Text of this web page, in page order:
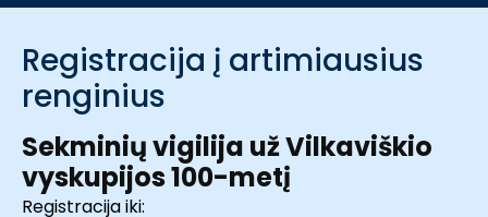
Registracija į artimiausius
renginius
Sekminių vigilija už Vilkaviškio
vyskupijos 100-metį
Registracija iki: